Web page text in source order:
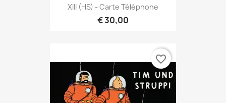
XIII (HS) - Carte Téléphone
€ 30,00
favorite_border